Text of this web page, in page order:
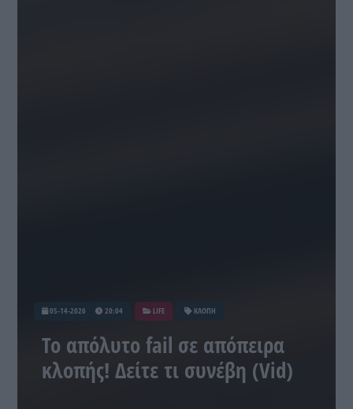
05-14-2026 20:04 LIFE ΚΛΟΠΗ
Το απόλυτο fail σε απόπειρα
κλοπής! Δείτε τι συνέβη (Vid)